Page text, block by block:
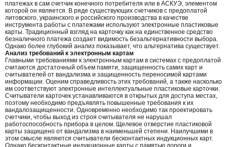
платежах в сам счетчик конечного потребителя или в АСКУЭ, элементом
которой он является. В ряде существующих счетчиков с предоплатой
литовского, украинского и российского производства в качестве
инструмента работы с платежами используют электронные пластиковые
карты. Традиционный взгляд на карточку как на единственное средство
безналичного платежа создает видимость безальтернативности выбора.
Однако более глубокий анализ показывает, что альтернатива существует.
Анализ требований к электронным картам
Главными требованиями к электронным картам в системах с предоплатой
считаются достаточный объем памяти, защищенность самих карт и
считывателей от вандализма и защищенность переносимой картами
информации. Оценим справедливость этих требований, а также насколько
им соответствуют электронные интеллектуальные пластиковые карточки.
Считыватели карточек устанавливаются в открытых для доступа местах,
поэтому необходимо предъявлять повышенные требования к их
вандалозащищенности. Одновременно необходимо так проектировать
счетчики, чтобы выход из строя считывателя не нарушал
работоспособность прибора в целом. Щелевое отверстие пластиковой
карты защищено от вандализма в наименьшей степени. Наилучшими в
этом смысле являются считыватели бесконтактных индукционных карт.